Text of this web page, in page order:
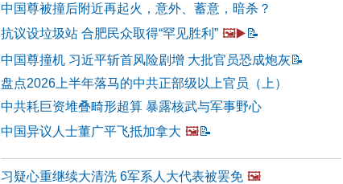
中国尊被撞后附近再起火，意外、蓄意，暗杀？
抗议设垃圾站 合肥民众取得“罕见胜利” 🖼️▶️ 📝
中国尊撞机 习近平斩首风险剧增 大批官员恐成炮灰 📝
盘点2026上半年落马的中共正部级以上官员（上）
中共耗巨资堆叠畸形超算 暴露核武与军事野心
中国异议人士董广平飞抵加拿大 🖼️📝
习疑心重继续大清洗 6军系人大代表被罢免 🖼️